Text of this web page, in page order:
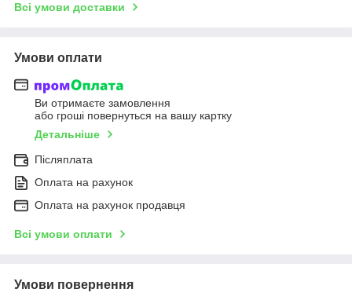
Всі умови доставки
Умови оплати
Ви отримаєте замовлення
або гроші повернуться на вашу картку
Детальніше
Післяплата
Оплата на рахунок
Оплата на рахунок продавця
Всі умови оплати
Умови повернення